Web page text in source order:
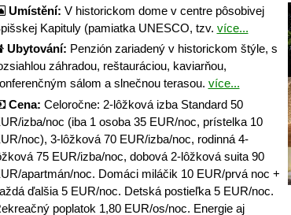
Umístění: V historickom dome v centre pôsobivej
Kapituly (pamiatka UNESCO, tzv. více...
Ubytování: Penzión zariadený v historickom štýle, s
záhradou, reštauráciou, kaviarňou,
sálom a slnečnou terasou. více...
Cena: Celoročne: 2-lôžková izba Standard 50
izba/noc (iba 1 osoba 35 EUR/noc, prístelka 10
noc), 3-lôžková 70 EUR/izba/noc, rodinná 4-
75 EUR/izba/noc, dobová 2-lôžková suita 90
apartmán/noc. Domáci miláčik 10 EUR/prvá noc +
ďalšia 5 EUR/noc. Detská postieľka 5 EUR/noc.
poplatok 1,80 EUR/os/noc. Energie aj